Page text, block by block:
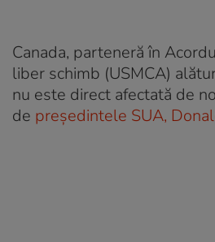
Canada, parteneră în
liber schimb (USMCA)
nu este direct afectată de
de președintele SUA,